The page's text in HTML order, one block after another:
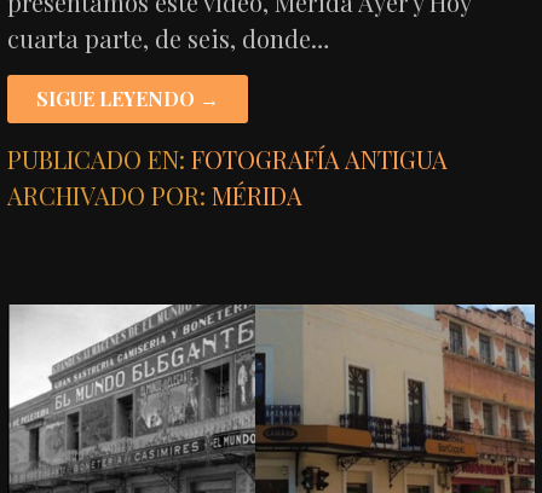
cuarta parte, de seis, donde…
SIGUE LEYENDO →
PUBLICADO EN:FOTOGRAFÍA ANTIGUA
ARCHIVADO POR:MÉRIDA